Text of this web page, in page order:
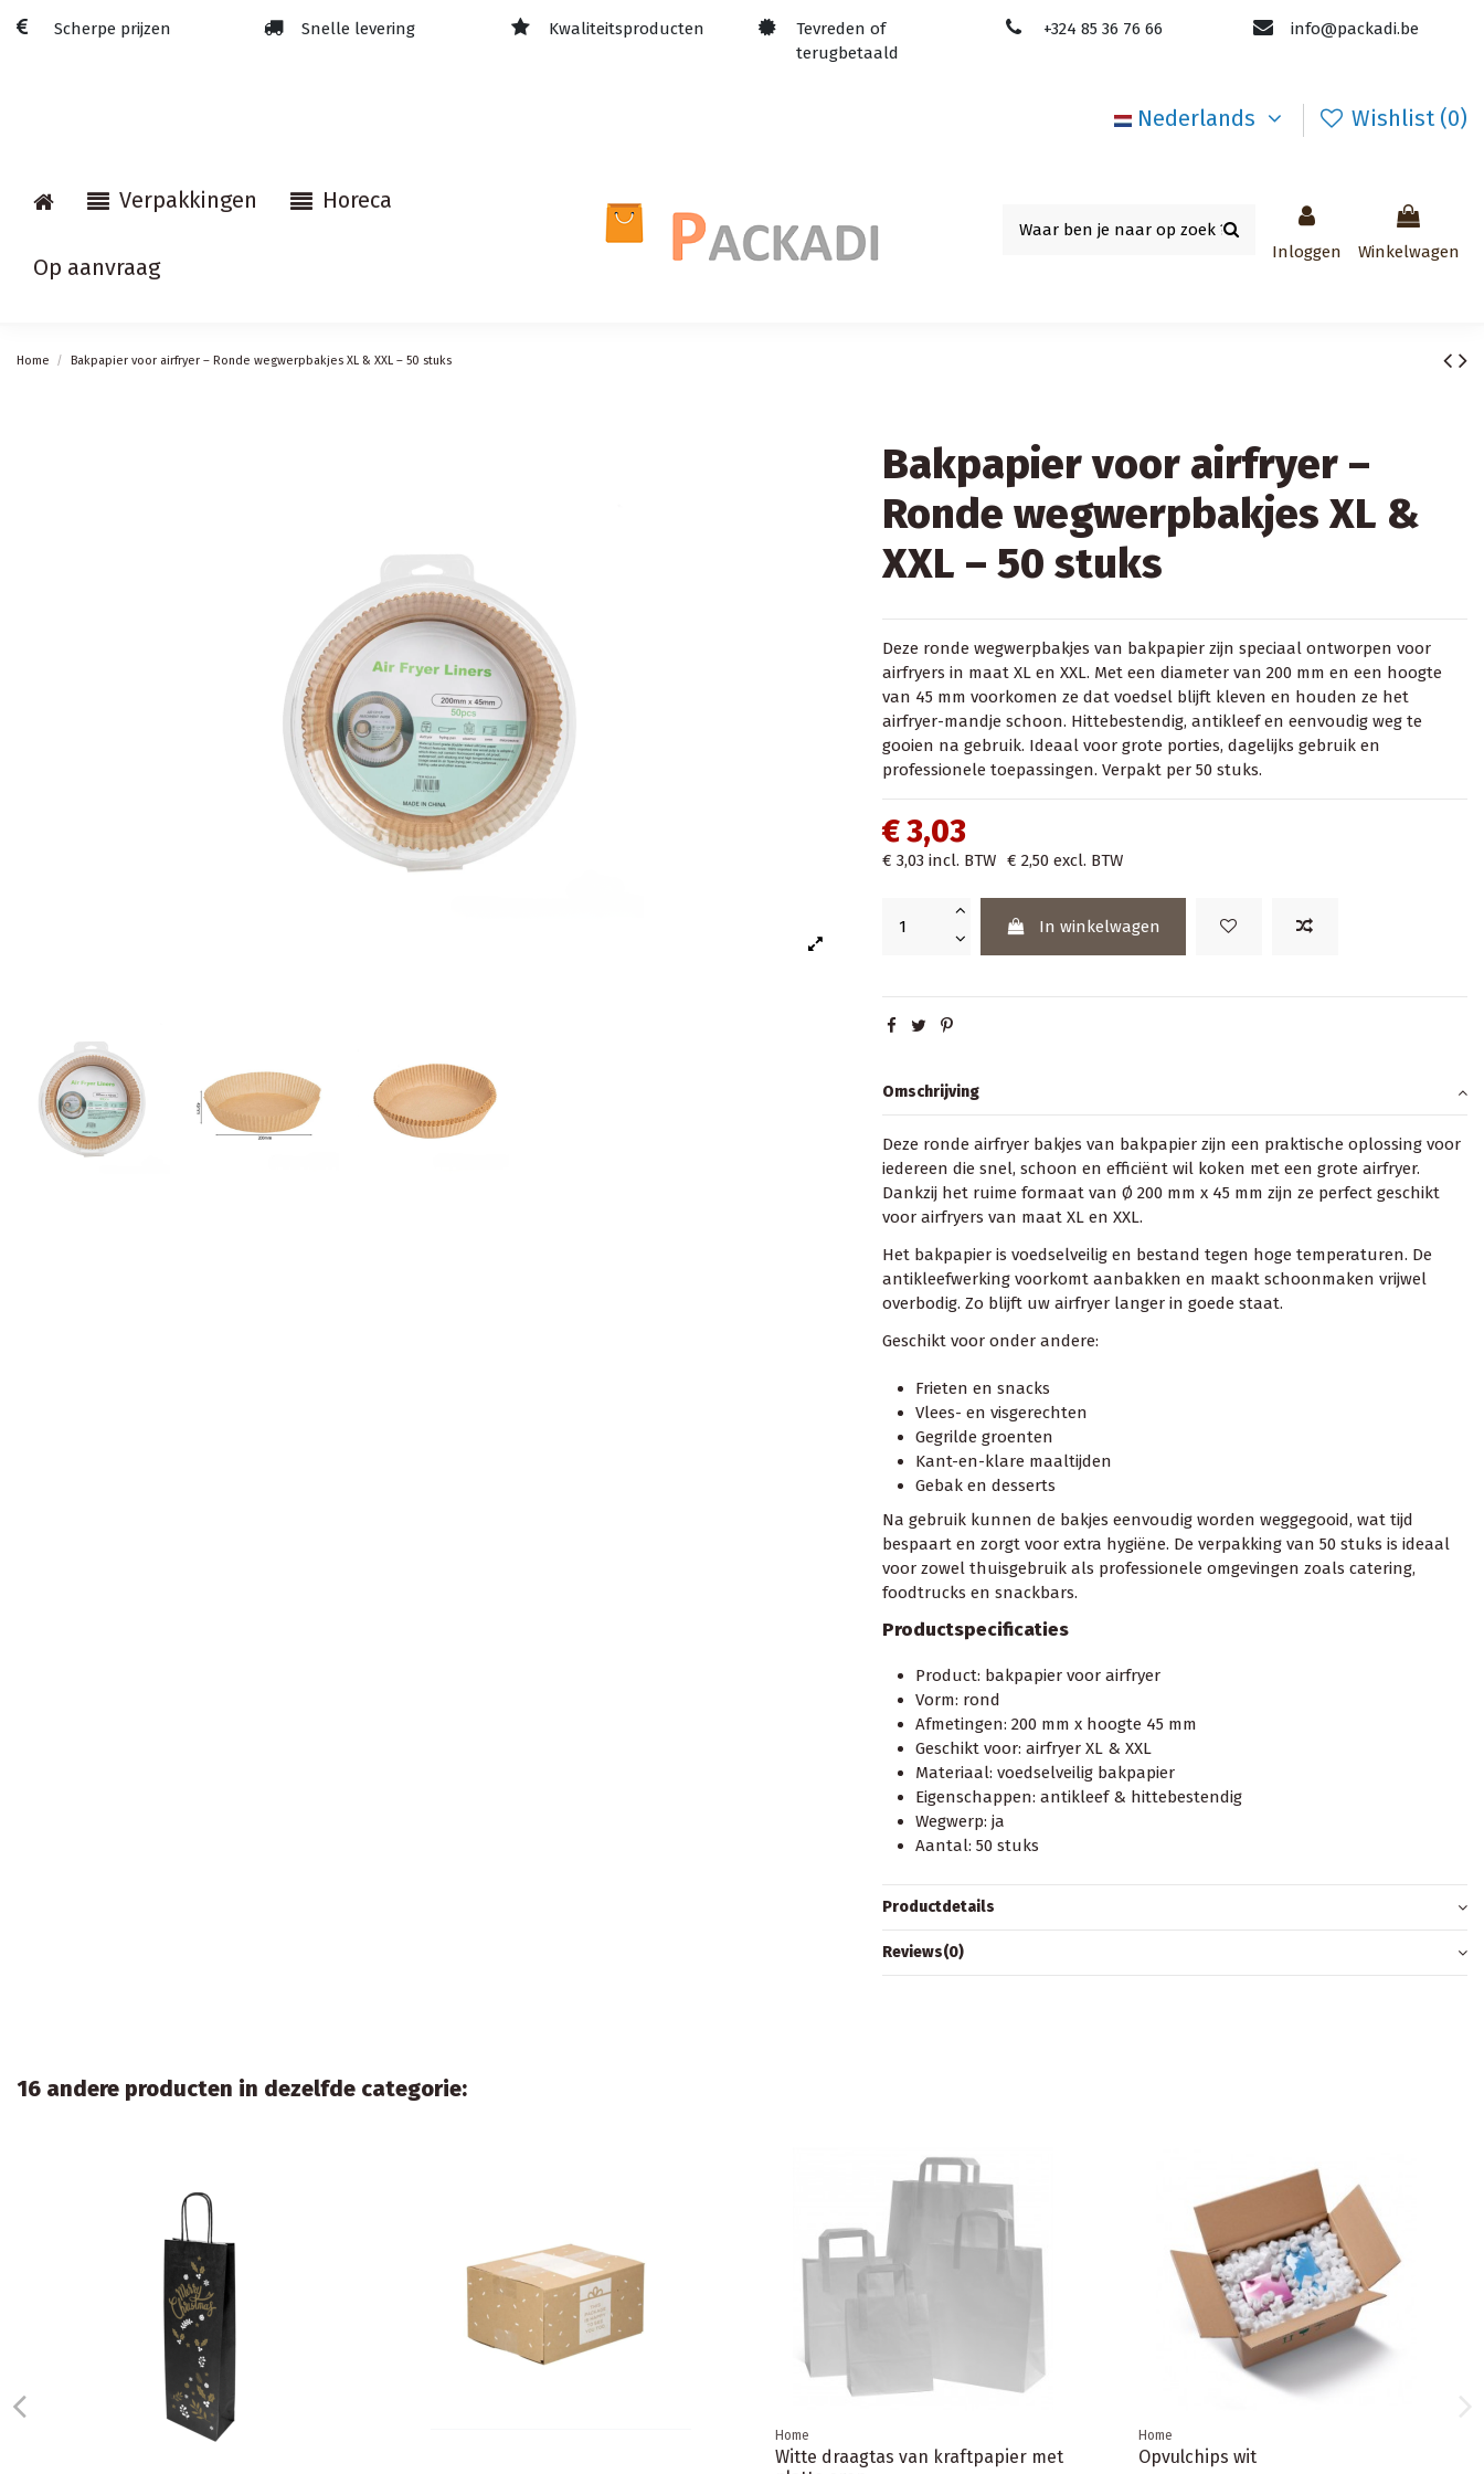
Scherpe prijzen Snelle levering Kwaliteitsproducten
Tevreden of
terugbetaald
+324 85 36 76 66 info@packadi.be
Nederlands Wishlist (0)
Verpakkingen Horeca
Op aanvraag
Inloggen Winkelwagen
Home Bakpapier voor airfryer – Ronde wegwerpbakjes XL & XXL – 50 stuks
Bakpapier voor airfryer –
Ronde wegwerpbakjes XL &
XXL – 50 stuks
Deze ronde wegwerpbakjes van bakpapier zijn speciaal ontworpen voor
airfryers in maat XL en XXL. Met een diameter van 200 mm en een hoogte
van 45 mm voorkomen ze dat voedsel blijft kleven en houden ze het
airfryer-mandje schoon. Hittebestendig, antikleef en eenvoudig weg te
gooien na gebruik. Ideaal voor grote porties, dagelijks gebruik en
professionele toepassingen. Verpakt per 50 stuks.
€ 3,03
€ 3,03 incl. BTW € 2,50 excl. BTW
In winkelwagen
Omschrijving
Deze ronde airfryer bakjes van bakpapier zijn een praktische oplossing voor
iedereen die snel, schoon en efficiënt wil koken met een grote airfryer.
Dankzij het ruime formaat van Ø 200 mm x 45 mm zijn ze perfect geschikt
voor airfryers van maat XL en XXL.
Het bakpapier is voedselveilig en bestand tegen hoge temperaturen. De
antikleefwerking voorkomt aanbakken en maakt schoonmaken vrijwel
overbodig. Zo blijft uw airfryer langer in goede staat.
Geschikt voor onder andere:
Frieten en snacks
Vlees- en visgerechten
Gegrilde groenten
Kant-en-klare maaltijden
Gebak en desserts
Na gebruik kunnen de bakjes eenvoudig worden weggegooid, wat tijd
bespaart en zorgt voor extra hygiëne. De verpakking van 50 stuks is ideaal
voor zowel thuisgebruik als professionele omgevingen zoals catering,
foodtrucks en snackbars.
Productspecificaties
Product: bakpapier voor airfryer
Vorm: rond
Afmetingen: 200 mm x hoogte 45 mm
Geschikt voor: airfryer XL & XXL
Materiaal: voedselveilig bakpapier
Eigenschappen: antikleef & hittebestendig
Wegwerp: ja
Aantal: 50 stuks
Productdetails
Reviews(0)
16 andere producten in dezelfde categorie:
Transparante rekfolie voor